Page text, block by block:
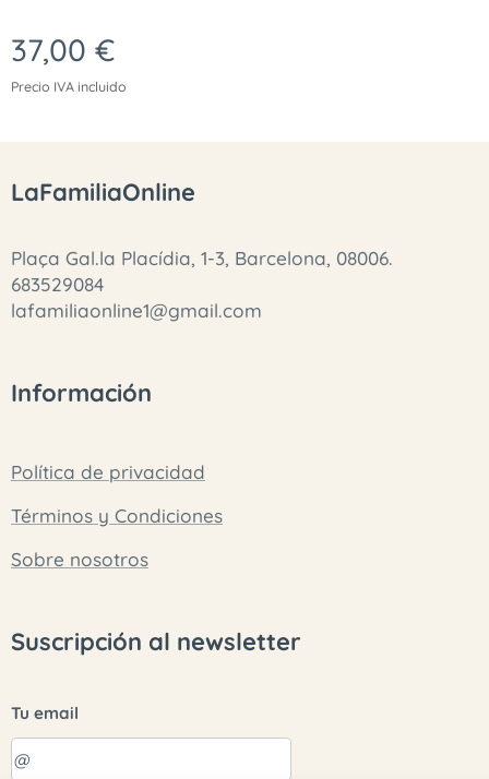
37,00 €
Precio IVA incluido
LaFamiliaOnline
Plaça Gal.la Placídia, 1-3, Barcelona, 08006.
683529084
lafamiliaonline1@gmail.com
Información
Política de privacidad
Términos y Condiciones
Sobre nosotros
Suscripción al newsletter
Tu email